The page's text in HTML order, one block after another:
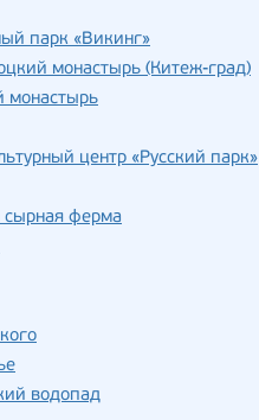
парк «Викинг»
монастырь (Китеж-град)
монастырь
центр «Русский парк»
сырная ферма
водопад